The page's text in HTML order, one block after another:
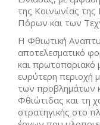
της Κοινωνίας
Πόρων και των
Η Φθιωτική
αποτελεσματικό
και πρωτοποριακό
ευρύτερη περιοχή
των προβλημάτων
Φθιώτιδας και τη
στρατηγικής στο